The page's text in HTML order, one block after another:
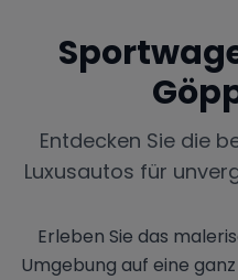
Entdecken Sie die
Luxusautos für
Erleben Sie das
Umgebung auf eine